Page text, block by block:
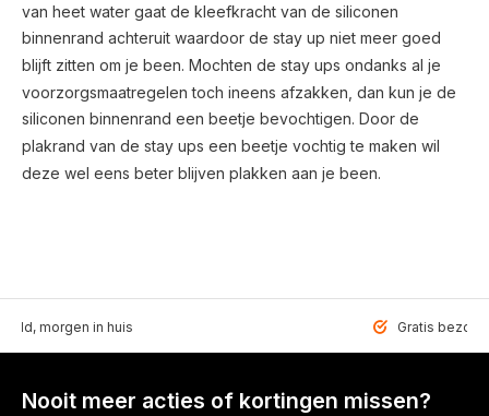
van heet water gaat de kleefkracht van de siliconen
binnenrand achteruit waardoor de stay up niet meer goed
blijft zitten om je been. Mochten de stay ups ondanks al je
voorzorgsmaatregelen toch ineens afzakken, dan kun je de
siliconen binnenrand een beetje bevochtigen. Door de
plakrand van de stay ups een beetje vochtig te maken wil
deze wel eens beter blijven plakken aan je been.
morgen in huis Gratis
Nooit meer acties of kortingen missen?